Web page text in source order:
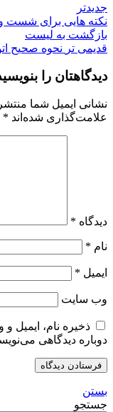
جدیدتر
نکته هایی برای
بازگشت به لیست
قدیمی تر نحوه صحیح
دیدگاهتان را
نشانی ایمیل شما
علامت‌گذاری شده‌اند *
دیدگاه *
نام *
ایمیل *
وب‌ سایت
ذخیره نام، ایمیل
دوباره دیدگاهی
بستن
جستجو